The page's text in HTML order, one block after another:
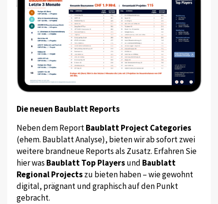
Die neuen Baublatt Reports
Neben dem ReportBaublatt Project Categories
(ehem. Baublatt Analyse), bieten wir ab sofort zwei
weitere brandneue Reports als Zusatz. Erfahren Sie
hier was Baublatt Top Playersund Baublatt
Regional Projectszu bieten haben – wie gewohnt
digital, prägnant und graphisch auf den Punkt
gebracht.